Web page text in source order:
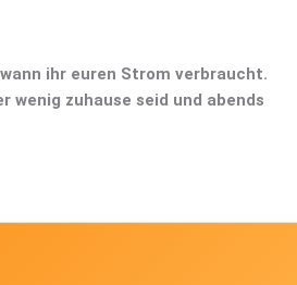
ihr euren Strom verbraucht.
zuhause seid und abends